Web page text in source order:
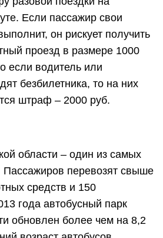
Если пассажир свои
он рискует получить
проезд в размере 1000
если водитель или
безбилетника, то на них
штраф – 2000 руб.
области – один из самых
Пассажиров перевозят свыше
средств и 150
года автобусный парк
обновлен более чем на 8,2